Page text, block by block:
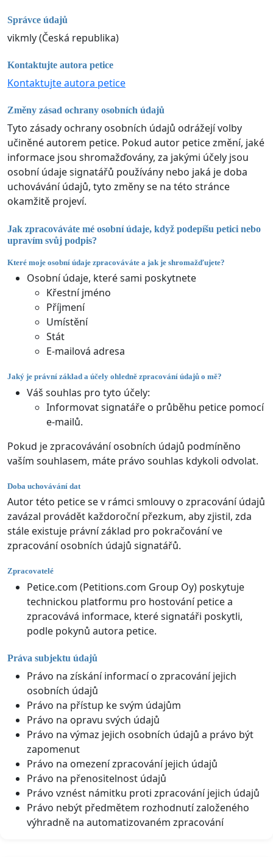
Správce údajů
vikmly (Česká republika)
Kontaktujte autora petice
Kontaktujte autora petice
Změny zásad ochrany osobních údajů
Tyto zásady ochrany osobních údajů odrážejí volby
učiněné autorem petice. Pokud autor petice změní, jaké
informace jsou shromažďovány, za jakými účely jsou
osobní údaje signatářů používány nebo jaká je doba
uchovávání údajů, tyto změny se na této stránce
okamžitě projeví.
Jak zpracováváte mé osobní údaje, když podepíšu petici nebo
upravím svůj podpis?
Které moje osobní údaje zpracováváte a jak je shromažďujete?
Osobní údaje, které sami poskytnete
Křestní jméno
Příjmení
Umístění
Stát
E-mailová adresa
Jaký je právní základ a účely ohledně zpracování údajů o mě?
Váš souhlas pro tyto účely:
Informovat signatáře o průběhu petice pomocí
e-mailů.
Pokud je zpracovávání osobních údajů podmíněno
vaším souhlasem, máte právo souhlas kdykoli odvolat.
Doba uchovávání dat
Autor této petice se v rámci smlouvy o zpracování údajů
zavázal provádět každoroční přezkum, aby zjistil, zda
stále existuje právní základ pro pokračování ve
zpracování osobních údajů signatářů.
Zpracovatelé
Petice.com (Petitions.com Group Oy) poskytuje
technickou platformu pro hostování petice a
zpracovává informace, které signatáři poskytli,
podle pokynů autora petice.
Práva subjektu údajů
Právo na získání informací o zpracování jejich
osobních údajů
Právo na přístup ke svým údajům
Právo na opravu svých údajů
Právo na výmaz jejich osobních údajů a právo být
zapomenut
Právo na omezení zpracování jejich údajů
Právo na přenositelnost údajů
Právo vznést námitku proti zpracování jejich údajů
Právo nebýt předmětem rozhodnutí založeného
výhradně na automatizovaném zpracování